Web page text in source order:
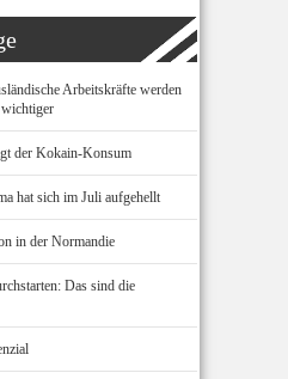
Arbeitskräfte werden
der Kokain-Konsum
hat sich im Juli aufgehellt
in der Normandie
Das sind die